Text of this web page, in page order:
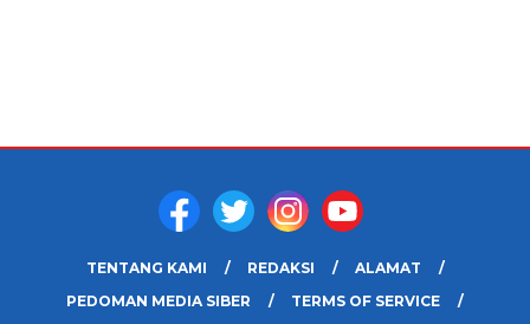
TENTANG KAMI REDAKSI
ALAMAT
PEDOMAN MEDIA SIBER
TERMS OF SERVICE